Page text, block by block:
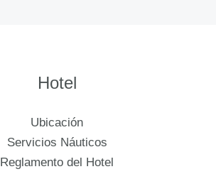
Hotel
Ubicación
Servicios Náuticos
Reglamento del Hotel